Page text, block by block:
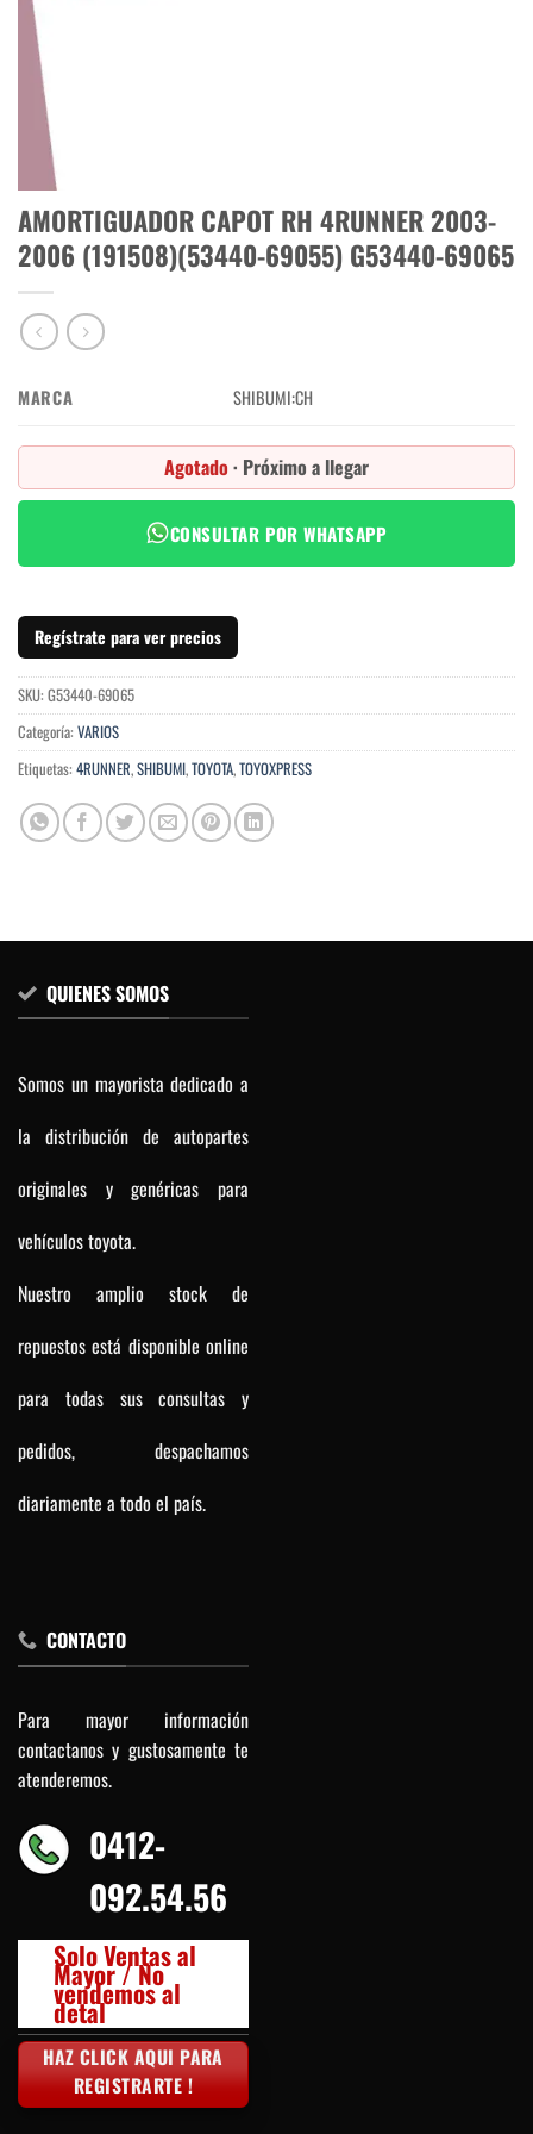
AMORTIGUADOR CAPOT RH 4RUNNER 2003-
2006 (191508)(53440-69055) G53440-69065
MARCA SHIBUMI:CH
Agotado · Próximo a llegar
CONSULTAR POR WHATSAPP
Regístrate para ver precios
SKU: G53440-69065
Categoría: VARIOS
Etiquetas: 4RUNNER,SHIBUMI,TOYOTA,TOYOXPRESS
QUIENES SOMOS
Somos un mayorista dedicado a
la distribución de autopartes
originales y genéricas para
vehículos toyota.
Nuestro amplio stock de
repuestos está disponible online
para todas sus consultas y
pedidos, despachamos
diariamente a todo el país.
CONTACTO
Para mayor información
contactanos y gustosamente te
atenderemos.
0412-
092.54.56
Solo Ventas al
Mayor / No
vendemos al
detal
HAZ CLICK AQUI PARA
REGISTRARTE !